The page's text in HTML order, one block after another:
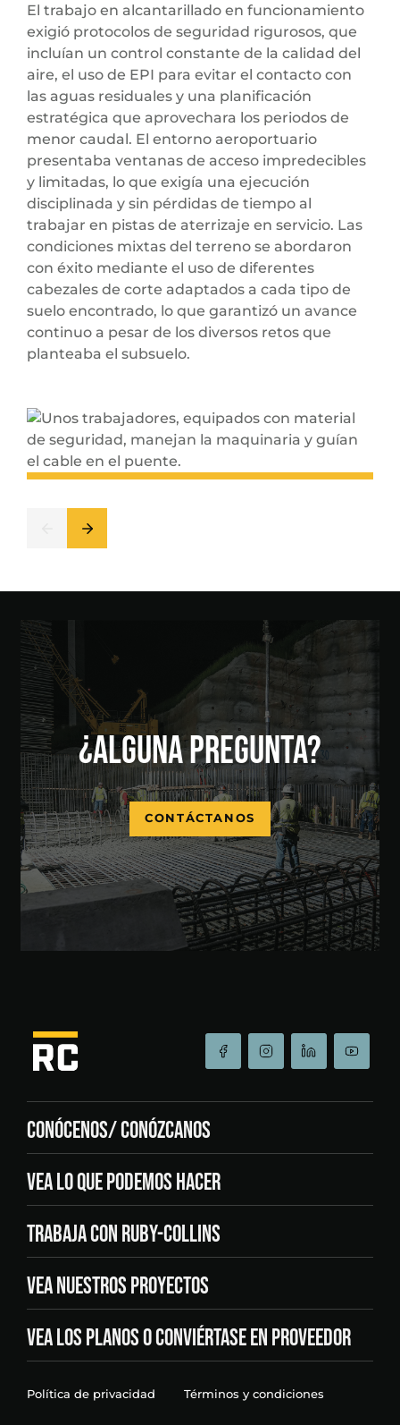
El trabajo en alcantarillado en funcionamiento
exigió protocolos de seguridad rigurosos, que
incluían un control constante de la calidad del
aire, el uso de EPI para evitar el contacto con
las aguas residuales y una planificación
estratégica que aprovechara los periodos de
menor caudal. El entorno aeroportuario
presentaba ventanas de acceso impredecibles
y limitadas, lo que exigía una ejecución
disciplinada y sin pérdidas de tiempo al
trabajar en pistas de aterrizaje en servicio. Las
condiciones mixtas del terreno se abordaron
con éxito mediante el uso de diferentes
cabezales de corte adaptados a cada tipo de
suelo encontrado, lo que garantizó un avance
continuo a pesar de los diversos retos que
planteaba el subsuelo.
¿ALGUNA PREGUNTA?
CONTÁCTANOS
CONÓCENOS/ CONÓZCANOS
VEA LO QUE PODEMOS HACER
TRABAJA CON RUBY-COLLINS
VEA NUESTROS PROYECTOS
VEA LOS PLANOS O CONVIÉRTASE EN PROVEEDOR
Política de privacidad Términos y condiciones